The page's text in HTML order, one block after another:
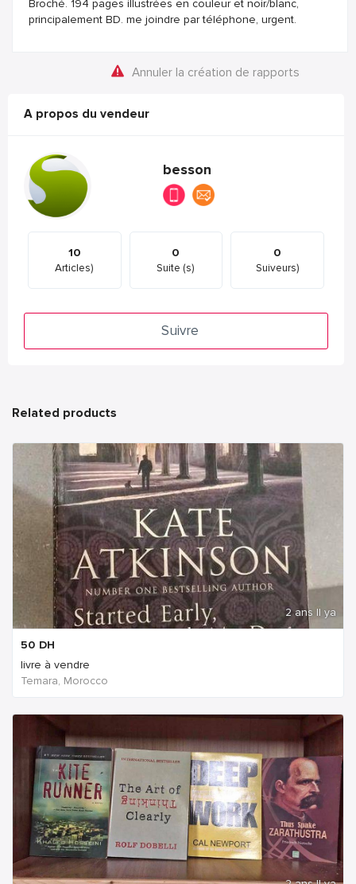
Broché. 194 pages illustrées en couleur et noir/blanc,
principalement BD. me joindre par téléphone, urgent.
Annuler la création de rapports
A propos du vendeur
besson
10
Articles)
0
Suite (s)
0
Suiveurs)
Suivre
Related products
2 ans Il ya
50 DH
livre à vendre
Temara, Morocco